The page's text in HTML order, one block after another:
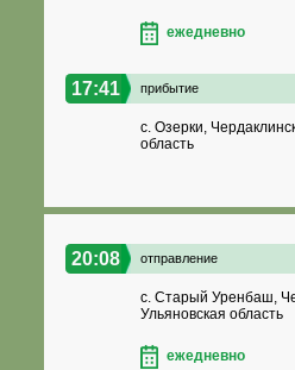
ежедневно
17:41 прибытие
с. Озерки,
область
20:08 отправление
с. Старый Уренбаш,
Ульяновская область
ежедневно